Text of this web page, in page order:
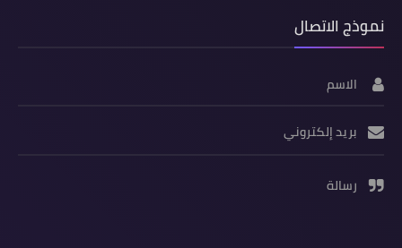
نموذج الاتصال
الاسم
بريد إلكتروني
رسالة